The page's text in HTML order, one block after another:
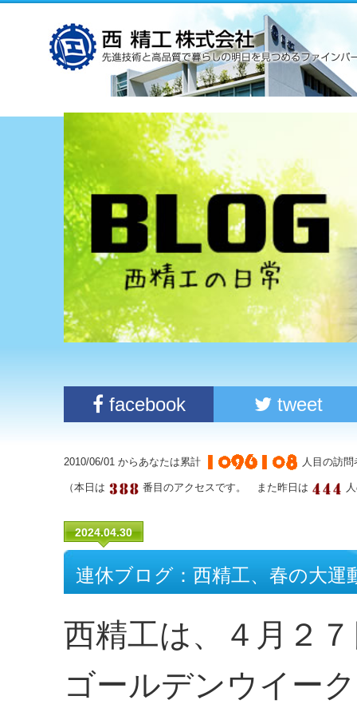
facebook tweet
2010/06/01 からあなたは累計 人目の訪
（本日は 番目のアクセスです。 また昨日は
2024.04.30
連休ブログ：西精工、春の大
西精工は、４月２
ゴールデンウイー